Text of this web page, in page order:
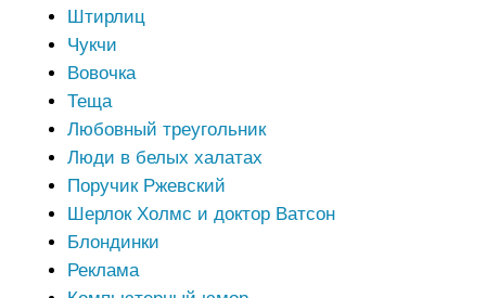
Штирлиц
Чукчи
Вовочка
Теща
Любовный треугольник
Люди в белых халатах
Поручик Ржевский
Шерлок Холмс и доктор Ватсон
Блондинки
Реклама